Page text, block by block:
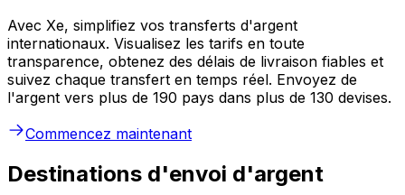
Avec Xe, simplifiez vos transferts d'argent
internationaux. Visualisez les tarifs en toute
transparence, obtenez des délais de livraison fiables et
suivez chaque transfert en temps réel. Envoyez de
l'argent vers plus de 190 pays dans plus de 130 devises.
Commencez maintenant
Destinations d'envoi d'argent